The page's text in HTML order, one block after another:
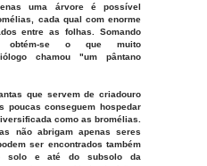
uma árvore é possível
cada qual com enorme
entre as folhas. Somando
obtém-se o que muito
chamou "um pântano
que servem de criadouro
poucas conseguem hospedar
como as bromélias.
não abrigam apenas seres
ser encontrados também
solo e até do subsolo da